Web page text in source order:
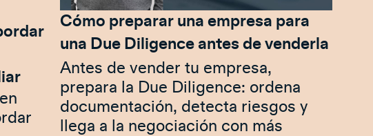
Cómo preparar una empresa para
una Due Diligence antes de venderla
Antes de vender tu empresa,
prepara la Due Diligence: ordena
documentación, detecta riesgos y
llega a la negociación con más